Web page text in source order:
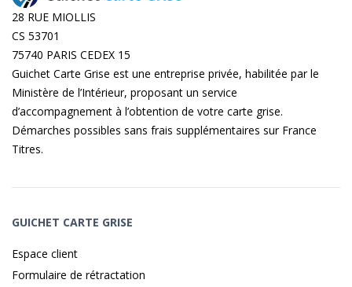
28 RUE MIOLLIS
CS 53701
75740 PARIS CEDEX 15
Guichet Carte Grise est une entreprise privée, habilitée par le
Ministère de l’Intérieur, proposant un service
d’accompagnement à l’obtention de votre carte grise.
Démarches possibles sans frais supplémentaires sur France
Titres.
GUICHET CARTE GRISE
Espace client
Formulaire de rétractation